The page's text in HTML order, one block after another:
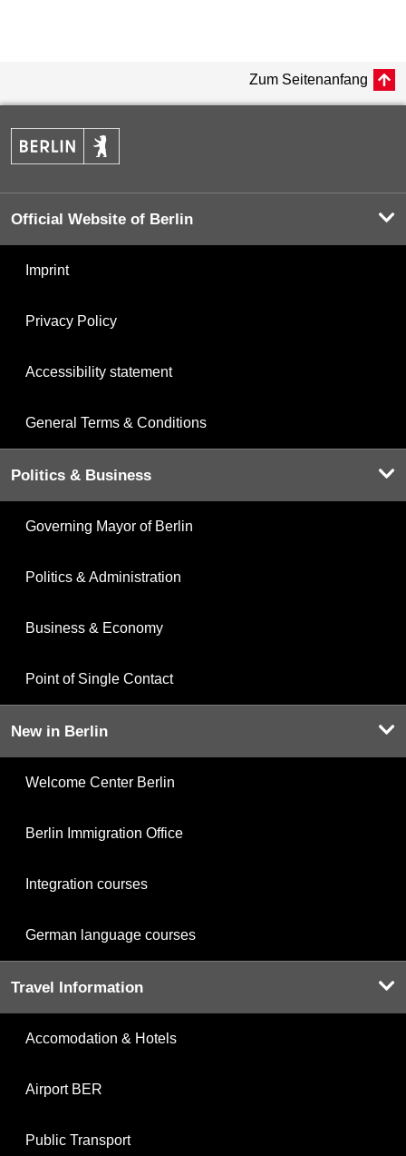
Zum Seitenanfang
Official Website of Berlin
Imprint
Privacy Policy
Accessibility statement
General Terms & Conditions
Politics & Business
Governing Mayor of Berlin
Politics & Administration
Business & Economy
Point of Single Contact
New in Berlin
Welcome Center Berlin
Berlin Immigration Office
Integration courses
German language courses
Travel Information
Accomodation & Hotels
Airport BER
Public Transport